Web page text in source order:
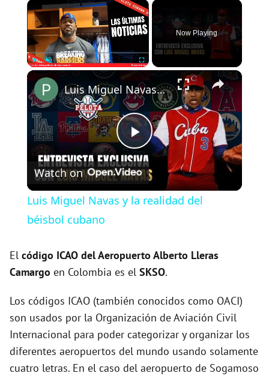
×
Now Playing
×
P
l
y
i
d
Luis Miguel Navas y la realidad del béisbol cubano
Watch on
Luis Miguel Navas y la realidad del
béisbol cubano
El código ICAO delAeropuerto Alberto Lleras
Camargo en Colombia es el SKSO.
Los códigos ICAO (también conocidos como OACI)
son usados por la Organización de Aviación Civil
Internacional para poder categorizar y organizar los
diferentes aeropuertos del mundo usando solamente
cuatro letras. En el caso del aeropuerto de Sogamoso